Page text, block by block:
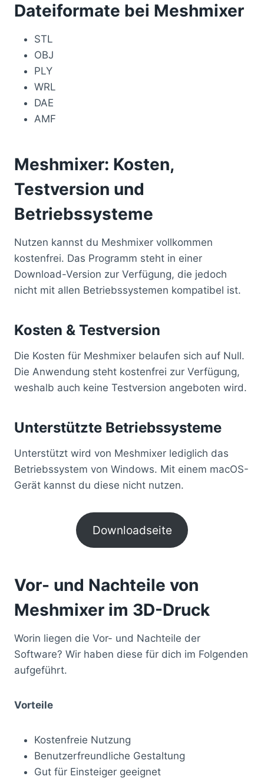
Dateiformate bei Meshmixer
STL
OBJ
PLY
WRL
DAE
AMF
Meshmixer: Kosten,
Testversion und
Betriebssysteme
Nutzen kannst du Meshmixer vollkommen
kostenfrei. Das Programm steht in einer
Download-Version zur Verfügung, die jedoch
nicht mit allen Betriebssystemen kompatibel ist.
Kosten & Testversion
Die Kosten für Meshmixer belaufen sich auf Null.
Die Anwendung steht kostenfrei zur Verfügung,
weshalb auch keine Testversion angeboten wird.
Unterstützte Betriebssysteme
Unterstützt wird von Meshmixer lediglich das
Betriebssystem von Windows. Mit einem macOS-
Gerät kannst du diese nicht nutzen.
Downloadseite
Vor- und Nachteile von
Meshmixer im 3D-Druck
Worin liegen die Vor- und Nachteile der
Software? Wir haben diese für dich im Folgenden
aufgeführt.
Vorteile
Kostenfreie Nutzung
Benutzerfreundliche Gestaltung
Gut für Einsteiger geeignet